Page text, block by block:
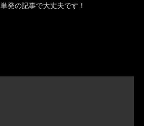
単発の記事で大丈夫です！